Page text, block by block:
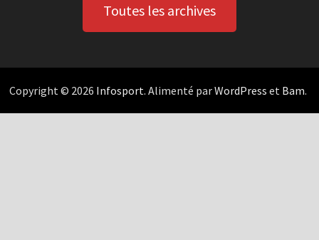
Toutes les archives
Copyright © 2026 Infosport. Alimenté parWordPress et Bam.